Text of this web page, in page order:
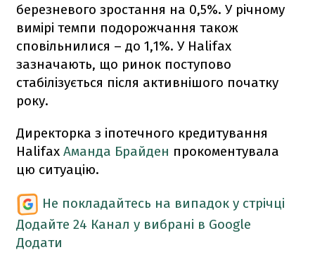
березневого зростання на 0,5%. У річному
вимірі темпи подорожчання також
сповільнилися – до 1,1%. У Halifax
зазначають, що ринок поступово
стабілізується після активнішого початку
року.
Директорка з іпотечного кредитування
Halifax Аманда Брайден прокоментувала
цю ситуацію.
Не покладайтесь на випадок у стрічці
Додайте 24 Канал у вибрані в Google
Додати